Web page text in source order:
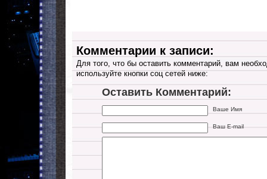
Комментарии к записи:
Для того, что бы оставить комментарий, вам
используйте кнопки соц сетей ниже:
Оставить Комментарий:
Ваше Имя
Ваш E-mail